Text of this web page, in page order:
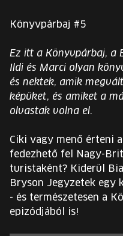
BRAIN BAR™ TRIBE
EURÓPA
INGYENES DIÁK- ÉS
JEGYEK
Könyvpárbaj #5
Ez itt a Könyvpárbaj, a
Ildi és Marci olyan
és nektek, amik
képüket, és amiket a
olvastak volna el.
Ciki vagy menő érteni
fedezhető fel Nagy-
turistaként? Kiderül
Bryson Jegyzetek egy
- és természetesen a
epizódjából is!